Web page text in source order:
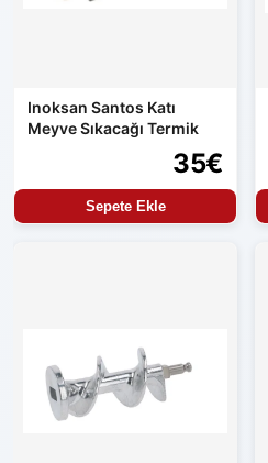
Inoksan Santos Katı
Meyve Sıkacağı Termik
35€
Sepete Ekle